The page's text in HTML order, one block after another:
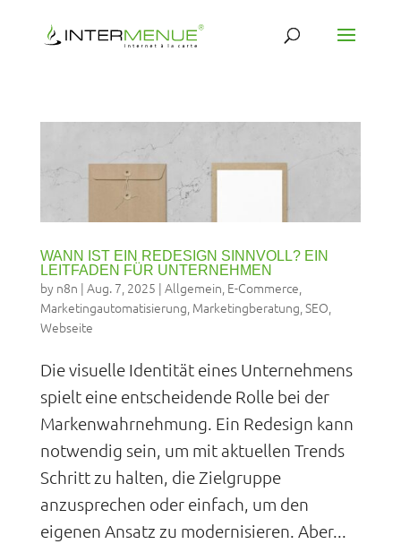
WANN IST EIN REDESIGN SINNVOLL? EIN
LEITFADEN FÜR UNTERNEHMEN
by n8n | Aug. 7, 2025 | Allgemein E-Commerce
Marketingautomatisierung Marketingberatung SEO
Webseite
Die visuelle Identität eines Unternehmens
spielt eine entscheidende Rolle bei der
Markenwahrnehmung. Ein Redesign kann
notwendig sein, um mit aktuellen Trends
Schritt zu halten, die Zielgruppe
anzusprechen oder einfach, um den
eigenen Ansatz zu modernisieren. Aber...